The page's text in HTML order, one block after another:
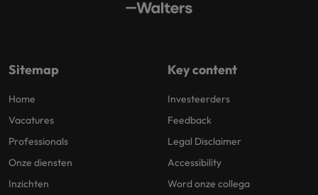
Sitemap
Home
Vacatures
Professionals
Onze diensten
Inzichten
Key content
Investeerders
Feedback
Legal Disclaimer
Accessibility
Word onze collega